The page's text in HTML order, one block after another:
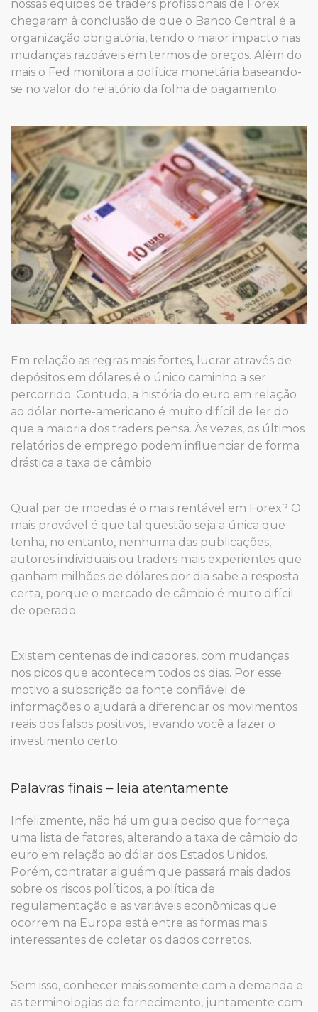
nossas equipes de traders profissionais de Forex
chegaram à conclusão de que o Banco Central é a
organização obrigatória, tendo o maior impacto nas
mudanças razoáveis ​​em termos de preços. Além do
mais o Fed monitora a política monetária baseando-
se no valor do relatório da folha de pagamento.
Em relação as regras mais fortes, lucrar através de
depósitos em dólares é o único caminho a ser
percorrido. Contudo, a história do euro em relação
ao dólar norte-americano é muito difícil de ler do
que a maioria dos traders pensa. Às vezes, os últimos
relatórios de emprego podem influenciar de forma
drástica a taxa de câmbio.
Qual par de moedas é o mais rentável em Forex? O
mais provável é que tal questão seja a única que
tenha, no entanto, nenhuma das publicações,
autores individuais ou traders mais experientes que
ganham milhões de dólares por dia sabe a resposta
certa, porque o mercado de câmbio é muito difícil
de operado.
Existem centenas de indicadores, com mudanças
nos picos que acontecem todos os dias. Por esse
motivo a subscrição da fonte confiável de
informações o ajudará a diferenciar os movimentos
reais dos falsos positivos, levando você a fazer o
investimento certo.
Palavras finais – leia atentamente
Infelizmente, não há um guia peciso que forneça
uma lista de fatores, alterando a taxa de câmbio do
euro em relação ao dólar dos Estados Unidos.
Porém, contratar alguém que passará mais dados
sobre os riscos políticos, a política de
regulamentação e as variáveis ​​econômicas que
ocorrem na Europa está entre as formas mais
interessantes de coletar os dados corretos.
Sem isso, conhecer mais somente com a demanda e
as terminologias de fornecimento, juntamente com